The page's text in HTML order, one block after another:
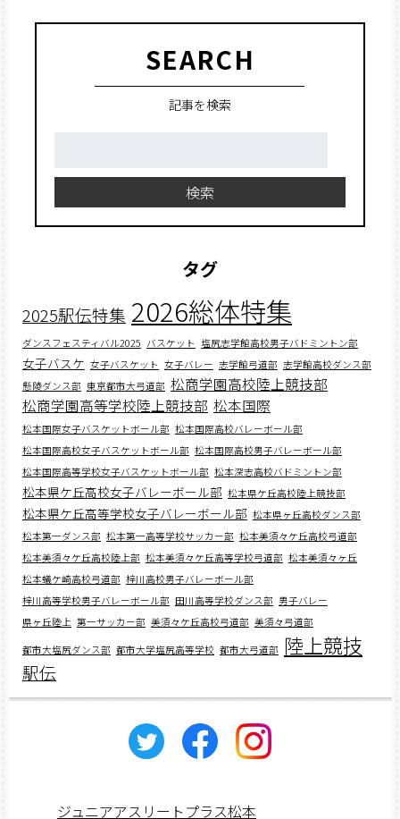
SEARCH
記事を検索
検索
タグ
2025駅伝特集 2026総体特集
ダンスフェスティバル2025 バスケット 塩尻志学館高校男子バドミントン部
女子バスケ 女子バスケット 女子バレー 志学館弓道部 志学館高校ダンス部
懸陵ダンス部 東京都市大弓道部 松商学園高校陸上競技部
松商学園高等学校陸上競技部 松本国際
松本国際女子バスケットボール部 松本国際高校バレーボール部
松本国際高校女子バスケットボール部 松本国際高校男子バレーボール部
松本国際高等学校女子バスケットボール部 松本深志高校バドミントン部
松本県ケ丘高校女子バレーボール部 松本県ケ丘高校陸上競技部
松本県ケ丘高等学校女子バレーボール部 松本県ヶ丘高校ダンス部
松本第一ダンス部 松本第一高等学校サッカー部 松本美須々ケ丘高校弓道部
松本美須々ケ丘高校陸上部 松本美須々ケ丘高等学校弓道部 松本美須々ヶ丘
松本蟻ケ崎高校弓道部 梓川高校男子バレーボール部
梓川高等学校男子バレーボール部 田川高等学校ダンス部 男子バレー
県ヶ丘陸上 第一サッカー部 美須々ケ丘高校弓道部 美須々弓道部
都市大塩尻ダンス部 都市大学塩尻高等学校 都市大弓道部 陸上競技
駅伝
ジュニアアスリートプラス松本